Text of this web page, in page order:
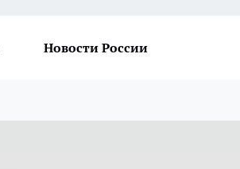
Новости России